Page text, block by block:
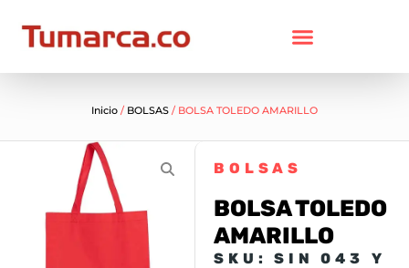
Inicio / BOLSAS / BOLSA TOLEDO AMARILLO
BOLSAS
BOLSA TOLEDO
AMARILLO
SKU: SIN 043 Y